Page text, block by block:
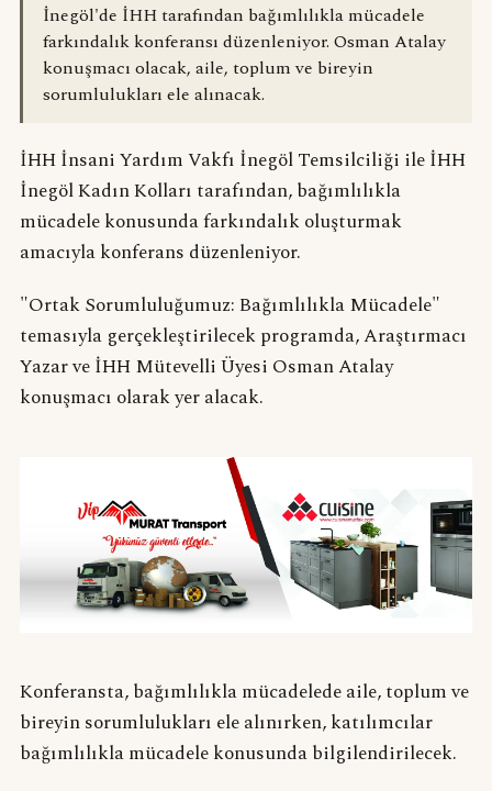
İnegöl'de İHH tarafından bağımlılıkla mücadele
farkındalık konferansı düzenleniyor. Osman Atalay
konuşmacı olacak, aile, toplum ve bireyin
sorumlulukları ele alınacak.
İHH İnsani Yardım Vakfı İnegöl Temsilciliği ile İHH
İnegöl Kadın Kolları tarafından, bağımlılıkla
mücadele konusunda farkındalık oluşturmak
amacıyla konferans düzenleniyor.
"Ortak Sorumluluğumuz: Bağımlılıkla Mücadele"
temasıyla gerçekleştirilecek programda, Araştırmacı
Yazar ve İHH Mütevelli Üyesi Osman Atalay
konuşmacı olarak yer alacak.
Konferansta, bağımlılıkla mücadelede aile, toplum ve
bireyin sorumlulukları ele alınırken, katılımcılar
bağımlılıkla mücadele konusunda bilgilendirilecek.